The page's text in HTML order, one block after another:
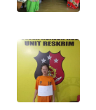
WN
TINGGI
WN
PAKPAK